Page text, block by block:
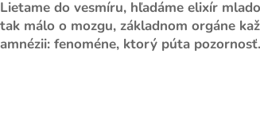
Lietame do vesmíru, hľadáme elixír
tak málo o mozgu, základnom orgáne
amnézii: fenoméne, ktorý púta